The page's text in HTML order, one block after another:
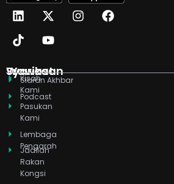
L
i
n
k
d
n
X
-
t
w
t
t
e
r
I
n
g
F
a
o
T
i
k
t
k
Y
o
u
t
b
e
Syarikat
Kisah
Kami
Pasukan
Kami
Lembaga
Pengarah
Jadilah
Rakan
Kongsi
Wawasan
Siaran Akhbar
Podcast